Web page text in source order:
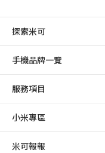
探索米可
手機品牌一覽
服務項目
小米專區
米可報報